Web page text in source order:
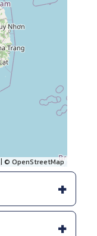
| © OpenStreetMap